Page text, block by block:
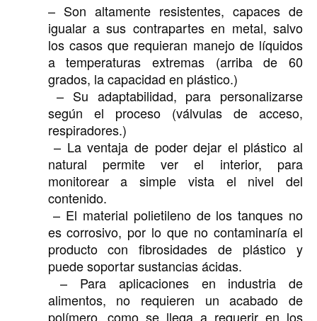
– Son altamente resistentes, capaces de
igualar a sus contrapartes en metal, salvo
los casos que requieran manejo de líquidos
a temperaturas extremas (arriba de 60
grados, la capacidad en plástico.)
– Su adaptabilidad, para personalizarse
según el proceso (válvulas de acceso,
respiradores.)
– La ventaja de poder dejar el plástico al
natural permite ver el interior, para
monitorear a simple vista el nivel del
contenido.
– El material polietileno de los tanques no
es corrosivo, por lo que no contaminaría el
producto con fibrosidades de plástico y
puede soportar sustancias ácidas.
– Para aplicaciones en industria de
alimentos, no requieren un acabado de
polímero, como se llega a requerir en los